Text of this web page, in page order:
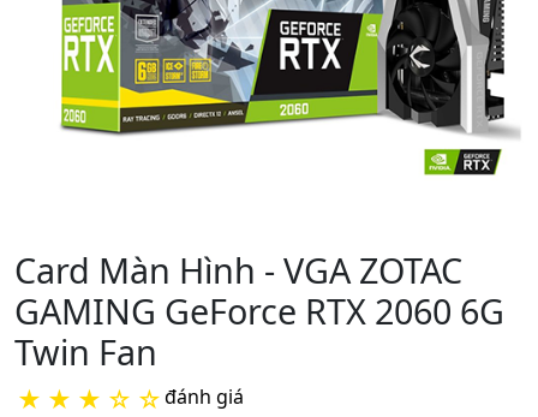
Card Màn Hình - VGA ZOTAC
GAMING GeForce RTX 2060 6G
Twin Fan
★ ★ ★ ☆ ☆đánh giá